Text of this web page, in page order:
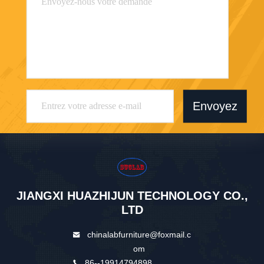
Envoyez
JIANGXI HUAZHIJUN TECHNOLOGY CO.,
LTD
chinalabfurniture@foxmail.c
om